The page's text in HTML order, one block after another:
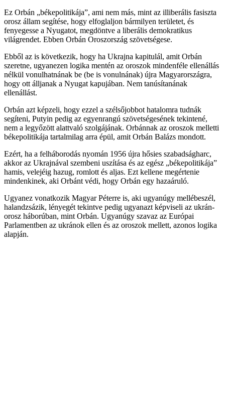
Ez Orbán „békepolitikája”, ami nem más, mint az illiberális fasiszta
orosz állam segítése, hogy elfoglaljon bármilyen területet, és
fenyegesse a Nyugatot, megdöntve a liberális demokratikus
világrendet. Ebben Orbán Oroszország szövetségese.
Ebből az is következik, hogy ha Ukrajna kapitulál, amit Orbán
szeretne, ugyanezen logika mentén az oroszok mindenféle ellenállás
nélkül vonulhatnának be (be is vonulnának) újra Magyarországra,
hogy ott álljanak a Nyugat kapujában. Nem tanúsítanának
ellenállást.
Orbán azt képzeli, hogy ezzel a szélsőjobbot hatalomra tudnák
segíteni, Putyin pedig az egyenrangú szövetségesének tekintené,
nem a legyőzött alattvaló szolgájának. Orbánnak az oroszok melletti
békepolitikája tartalmilag arra épül, amit Orbán Balázs mondott.
Ezért, ha a felháborodás nyomán 1956 újra hősies szabadságharc,
akkor az Ukrajnával szembeni uszítása és az egész „békepolitikája”
hamis, velejéig hazug, romlott és aljas. Ezt kellene megértenie
mindenkinek, aki Orbánt védi, hogy Orbán egy hazaáruló.
Ugyanez vonatkozik Magyar Péterre is, aki ugyanúgy mellébeszél,
halandzsázik, lényegét tekintve pedig ugyanazt képviseli az ukrán-
orosz háborúban, mint Orbán. Ugyanúgy szavaz az Európai
Parlamentben az ukránok ellen és az oroszok mellett, azonos logika
alapján.